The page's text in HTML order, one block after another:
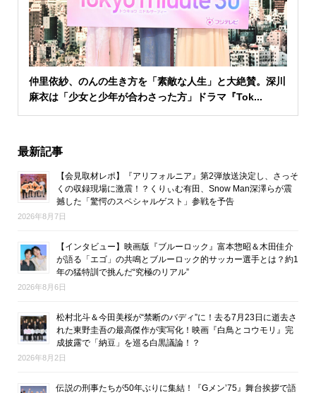
仲里依紗、のんの生き方を「素敵な人生」と大絶賛。深川
麻衣は「少女と少年が合わさった方」ドラマ『Tok...
最新記事
【会見取材レポ】『アリフォルニア』第2弾放送決定し、さっそ
くの収録現場に激震！？くりぃむ有田、Snow Man深澤らが震
撼した「驚愕のスペシャルゲスト」参戦を予告
2026年8月7日
【インタビュー】映画版『ブルーロック』富本惣昭＆木田佳介
が語る「エゴ」の共鳴とブルーロック的サッカー選手とは？約1
年の猛特訓で挑んだ“究極のリアル”
2026年8月6日
松村北斗＆今田美桜が“禁断のバディ”に！去る7月23日に逝去さ
れた東野圭吾の最高傑作が実写化！映画『白鳥とコウモリ』完
成披露で「納豆」を巡る白黒議論！？
2026年8月2日
伝説の刑事たちが50年ぶりに集結！『Gメン’75』舞台挨拶で語